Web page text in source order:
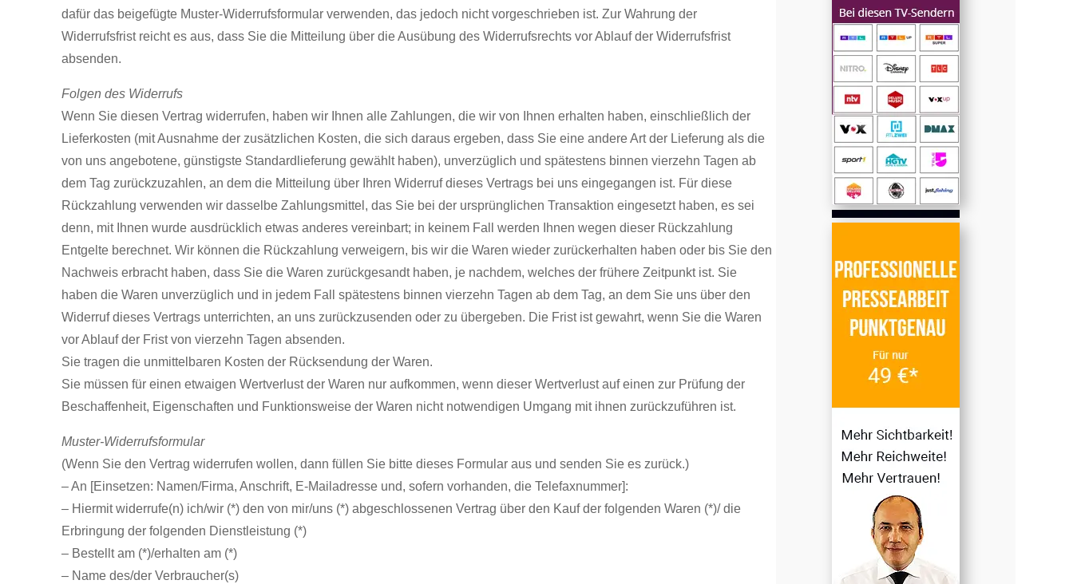
dafür das beigefügte Muster-Widerrufsformular verwenden, das jedoch nicht vorgeschrieben ist. Zur Wahrung der
Widerrufsfrist reicht es aus, dass Sie die Mitteilung über die Ausübung des Widerrufsrechts vor Ablauf der Widerrufsfrist
absenden.
Folgen des Widerrufs
Wenn Sie diesen Vertrag widerrufen, haben wir Ihnen alle Zahlungen, die wir von Ihnen erhalten haben, einschließlich der
Lieferkosten (mit Ausnahme der zusätzlichen Kosten, die sich daraus ergeben, dass Sie eine andere Art der Lieferung als die
von uns angebotene, günstigste Standardlieferung gewählt haben), unverzüglich und spätestens binnen vierzehn Tagen ab
dem Tag zurückzuzahlen, an dem die Mitteilung über Ihren Widerruf dieses Vertrags bei uns eingegangen ist. Für diese
Rückzahlung verwenden wir dasselbe Zahlungsmittel, das Sie bei der ursprünglichen Transaktion eingesetzt haben, es sei
denn, mit Ihnen wurde ausdrücklich etwas anderes vereinbart; in keinem Fall werden Ihnen wegen dieser Rückzahlung
Entgelte berechnet. Wir können die Rückzahlung verweigern, bis wir die Waren wieder zurückerhalten haben oder bis Sie den
Nachweis erbracht haben, dass Sie die Waren zurückgesandt haben, je nachdem, welches der frühere Zeitpunkt ist. Sie
haben die Waren unverzüglich und in jedem Fall spätestens binnen vierzehn Tagen ab dem Tag, an dem Sie uns über den
Widerruf dieses Vertrags unterrichten, an uns zurückzusenden oder zu übergeben. Die Frist ist gewahrt, wenn Sie die Waren
vor Ablauf der Frist von vierzehn Tagen absenden.
Sie tragen die unmittelbaren Kosten der Rücksendung der Waren.
Sie müssen für einen etwaigen Wertverlust der Waren nur aufkommen, wenn dieser Wertverlust auf einen zur Prüfung der
Beschaffenheit, Eigenschaften und Funktionsweise der Waren nicht notwendigen Umgang mit ihnen zurückzuführen ist.
Muster-Widerrufsformular
(Wenn Sie den Vertrag widerrufen wollen, dann füllen Sie bitte dieses Formular aus und senden Sie es zurück.)
– An [Einsetzen: Namen/Firma, Anschrift, E-Mailadresse und, sofern vorhanden, die Telefaxnummer]:
– Hiermit widerrufe(n) ich/wir (*) den von mir/uns (*) abgeschlossenen Vertrag über den Kauf der folgenden Waren (*)/ die
Erbringung der folgenden Dienstleistung (*)
– Bestellt am (*)/erhalten am (*)
– Name des/der Verbraucher(s)